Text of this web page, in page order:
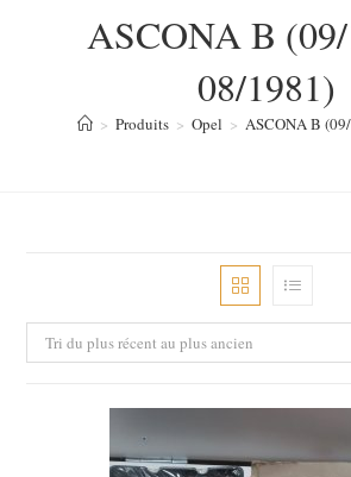
ASCONA B
08/1981)
> Produits > Opel > ASCONA B
Tri du plus récent au plus ancien